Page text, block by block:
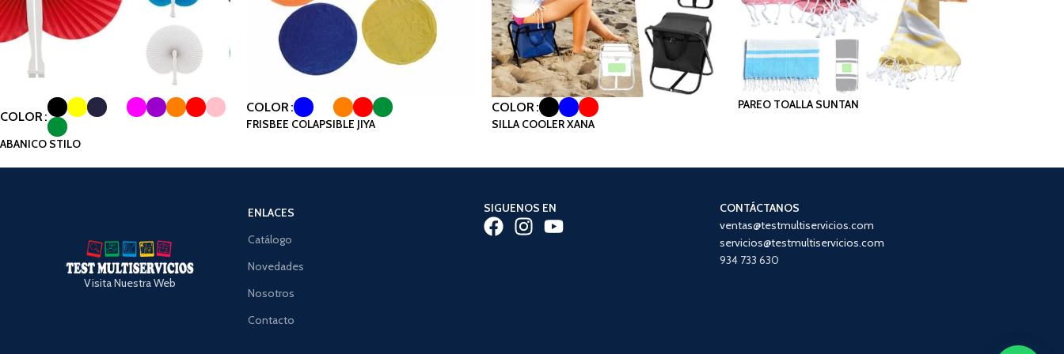
COLOR
ABANICO STILO
COLOR
FRISBEE COLAPSIBLE JIYA
COLOR
SILLA COOLER XANA
PAREO TOALLA SUNTAN
Visita Nuestra Web
ENLACES
Catálogo
Novedades
Nosotros
Contacto
SIGUENOS EN
CONTÁCTANOS
ventas@testmultiservicios.com
servicios@testmultiservicios.com
934 733 630